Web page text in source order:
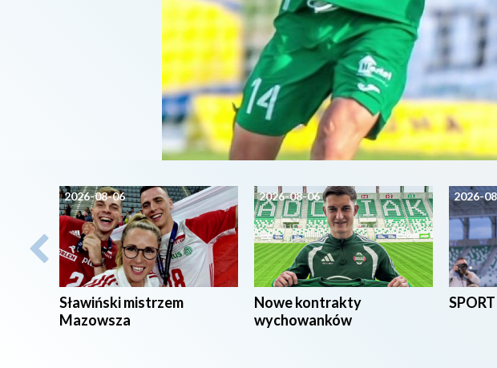
2026-08-06
Sławiński mistrzem
Mazowsza
2026-08-06
Nowe kontrakty
wychowanków
2026-